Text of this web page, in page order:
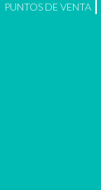
PUNTOS DE VENTA